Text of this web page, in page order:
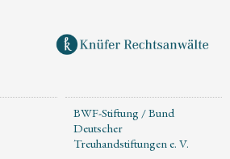
BWF-Stiftung / Bund
Deutscher
Treuhandstiftungen e. V.